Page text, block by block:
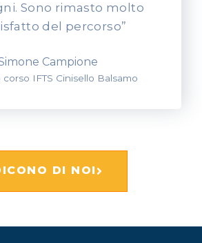
Sono rimasto molto
del percorso”
Campione
corso IFTS Cinisello Balsamo
DI NOI